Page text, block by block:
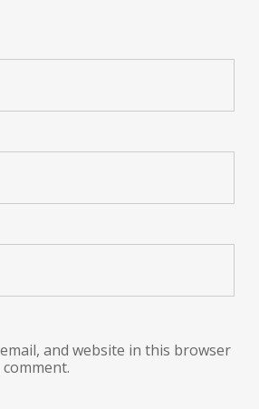
and website in this browser